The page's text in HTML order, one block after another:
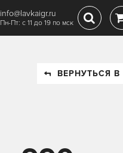
info@lavkaigr.ru
Пн-Пт: с 11 до 19 по мск
ВЕРНУТЬСЯ В